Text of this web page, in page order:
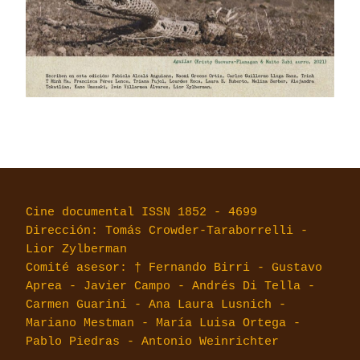
Cine documental ISSN 1852 - 4699
Dirección: Tomás Crowder-Taraborrelli -
Lior Zylberman
Comité asesor: † Fernando Birri - Gustavo
Aprea - Javier Campo - Andrés Di Tella -
Carmen Guarini - Ana Laura Lusnich -
Mariano Mestman - María Luisa Ortega -
Pablo Piedras - Antonio Weinrichter